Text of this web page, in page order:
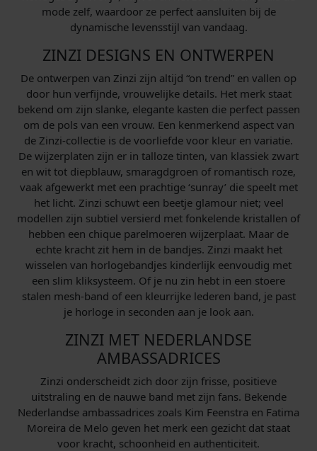
mode zelf, waardoor ze perfect aansluiten bij de
dynamische levensstijl van vandaag.
ZINZI DESIGNS EN ONTWERPEN
De ontwerpen van Zinzi zijn altijd “on trend” en vallen op
door hun verfijnde, vrouwelijke details. Het merk staat
bekend om zijn slanke, elegante kasten die perfect passen
om de pols van een vrouw. Een kenmerkend aspect van
de Zinzi-collectie is de voorliefde voor kleur en variatie.
De wijzerplaten zijn er in talloze tinten, van klassiek zwart
en wit tot diepblauw, smaragdgroen of romantisch roze,
vaak afgewerkt met een prachtige ‘sunray’ die speelt met
het licht. Zinzi schuwt een beetje glamour niet; veel
modellen zijn subtiel versierd met fonkelende kristallen of
hebben een chique parelmoeren wijzerplaat. Maar de
echte kracht zit hem in de bandjes. Zinzi maakt het
wisselen van horlogebandjes kinderlijk eenvoudig met
een slim kliksysteem. Of je nu zin hebt in een stoere
stalen mesh-band of een kleurrijke lederen band, je past
je horloge in seconden aan je look aan.
ZINZI MET NEDERLANDSE
AMBASSADRICES
Zinzi onderscheidt zich door zijn frisse, positieve
uitstraling en de nauwe band met zijn fans. Bekende
Nederlandse ambassadrices zoals Kim Feenstra en Fatima
Moreira de Melo geven het merk een gezicht dat staat
voor kracht, schoonheid en authenticiteit.